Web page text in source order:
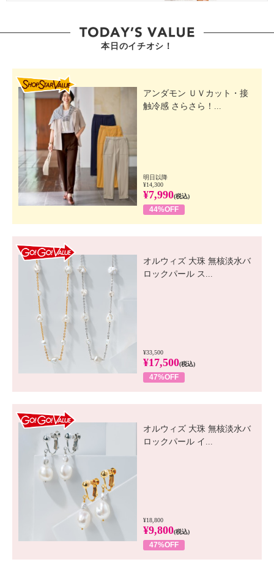
本日のイチオシ！
アンダモン ＵＶカット・接
触冷感 さらさら！...
明日以降
¥14,300
¥7,990(税込)
44%OFF
オルウィズ 大珠 無核淡水バ
ロックパール ス...
¥33,500
¥17,500(税込)
47%OFF
オルウィズ 大珠 無核淡水バ
ロックパール イ...
¥18,800
¥9,800(税込)
47%OFF